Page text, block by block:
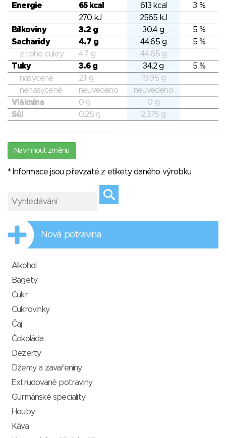
Energie 65 kcal 613 kcal
3 %
270 kJ
2565 kJ
Bílkoviny
3.2 g 30.4 g
5 %
Sacharidy
4.7 g 44.65 g
5 %
z toho cukry
4.7 g
44.65 g
Tuky
3.6 g 34.2 g
5 %
nasycené
2.1 g
19.95 g
nenasycené
neuvedeno
neuvedeno
Vláknina
0 g
0 g
Sůl
0.25 g 2.375 g
Navrhnout změnu
* Informace jsou převzaté z etikety daného výrobku
Nová potravina
Alkohol
Bagety
Cukr
Cukrovinky
Čaj
Čokoláda
Dezerty
Džemy a zavařeniny
Extrudované potraviny
Gurmánské speciality
Houby
Káva